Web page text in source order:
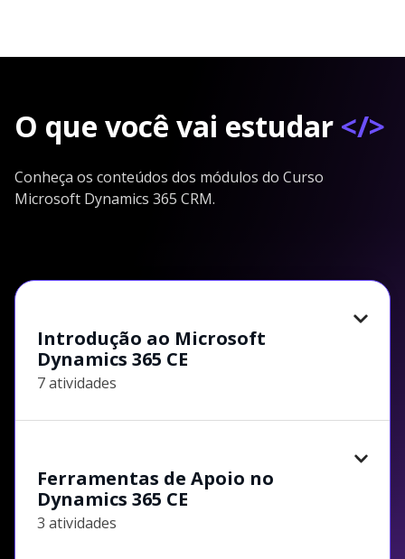
O que você vai estudar </>
Conheça os conteúdos dos módulos do Curso
Microsoft Dynamics 365 CRM.
Introdução ao Microsoft
Dynamics 365 CE
7 atividades
Ferramentas de Apoio no
Dynamics 365 CE
3 atividades